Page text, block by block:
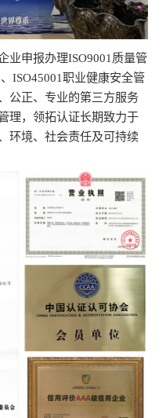
业申报办理ISO9001质量管
ISO45001职业健康安全管
公正、专业的第三方服务
理，领拓认证长期致力于
环境、社会责任及可持续